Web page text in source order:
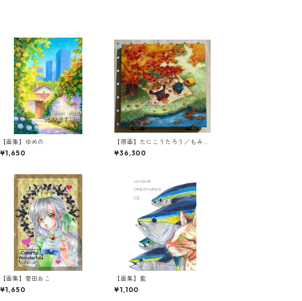
【画集】ゆめの
¥1,650
【原画】たにこうたろう／もみじ
のしおり
¥36,300
【画集】菅田おこ
¥1,650
【画集】藍
¥1,100